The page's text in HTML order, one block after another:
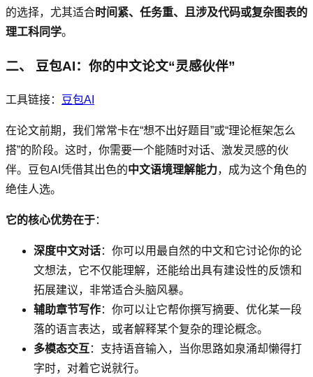
的选择，尤其适合时间紧、任务重、且涉及代码或复杂图表的
理工科同学。
二、 豆包AI：你的中文论文“灵感伙伴”
工具链接： 豆包AI
在论文前期，我们常常卡在“想不出好题目”或“理论框架怎么
搭”的阶段。这时，你需要一个能随时对话、激发灵感的伙
伴。豆包AI凭借其出色的中文语境理解能力，成为这个角色的
绝佳人选。
它的核心优势在于：
深度中文对话：你可以用最自然的中文和它讨论你的论
文想法，它不仅能理解，还能给出具有建设性的反馈和
拓展建议，非常适合头脑风暴。
辅助章节写作：你可以让它帮你撰写摘要、优化某一段
落的语言表达，或者解释某个复杂的理论概念。
多模态交互 ：支持语音输入，当你思路如泉涌却懒得打
字时，对着它说就行。